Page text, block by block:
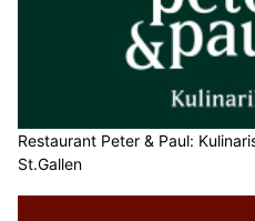
Restaurant Peter & Paul:
St.Gallen